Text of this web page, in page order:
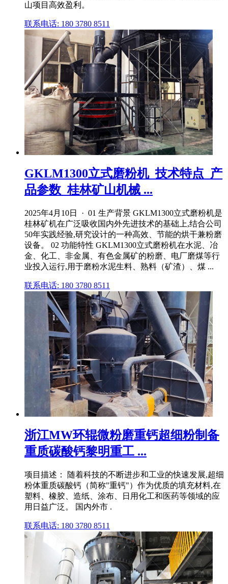
山项目高效盈利。
联系电话: 180 3780 8511
GKLM1300立式磨粉机_技术特点_产
品参数_桂林矿山机械 ...
2025年4月10日 · 01 生产背景 GKLM1300立式磨粉机是
桂林矿机在广泛吸收国内外先进技术的基础上,结合公司
50年实践经验,研究设计的一种高效、节能的烘干兼粉磨
设备。 02 功能特性 GKLM1300立式磨粉机在水泥、冶
金、化工、非金属、有色金属矿的粉磨、电厂磨煤等行
业投入运行,用于磨粉水泥生料、熟料（矿渣）、煤 ...
联系电话: 180 3780 8511
浙江MW环辊微粉磨重钙超细粉制备
重质碳酸钙黎明重工 ...
项目描述： 随着科技的不断进步和工业的快速发展,超细
粉体重质碳酸钙（简称"重钙"）作为优质的填充材料,在
塑料、橡胶、造纸、涂布、日用化工和医药等领域的应
用日益广泛。 国内外市 .
联系电话: 180 3780 8511